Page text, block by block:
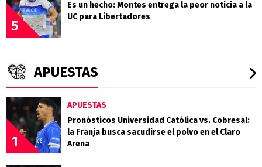
5
Es un hecho: Montes entrega la peor noticia a la
UC para Libertadores
APUESTAS
1
APUESTAS
Pronósticos Universidad Católica vs. Cobresal:
la Franja busca sacudirse el polvo en el Claro
Arena